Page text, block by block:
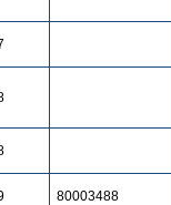
80003488